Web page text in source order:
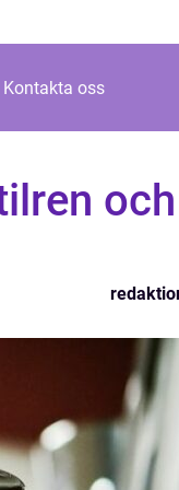
Kontakta oss
och